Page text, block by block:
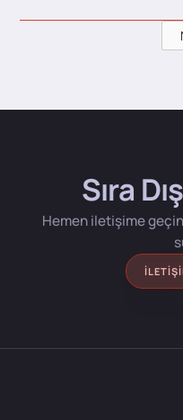
Sıra
Hemen iletişime